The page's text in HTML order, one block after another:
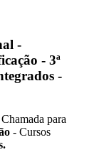
-
- 3ª
-
Chamada para
- Cursos